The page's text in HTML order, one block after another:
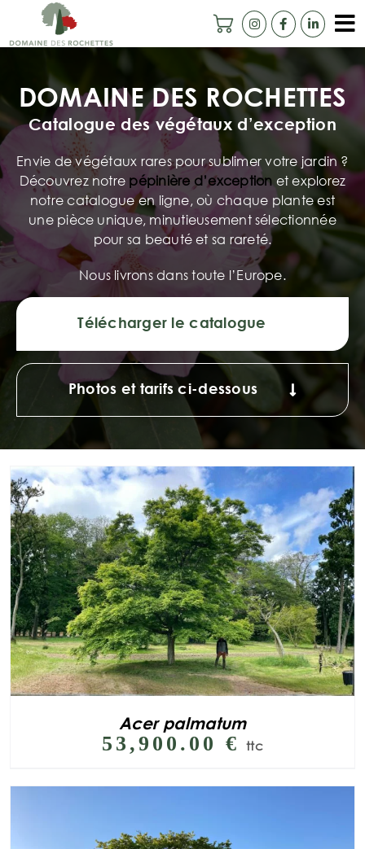
contenu
Notre histoire
Camélias Centenaires
Catalogue en ligne
Ils nous font confiance
Livraison
DOMAINE DES ROCHETTES
Catalogue des végétaux d’exception
Envie de végétaux rares pour sublimer votre jardin ?
Découvrez notre pépinière d’exception et explorez
notre catalogue en ligne, où chaque plante est
une pièce unique, minutieusement sélectionnée
pour sa beauté et sa rareté.
Nous livrons dans toute l’Europe.
Télécharger le catalogue
Photos et tarifs ci-dessous
Acer palmatum
53,900.00 € ttc